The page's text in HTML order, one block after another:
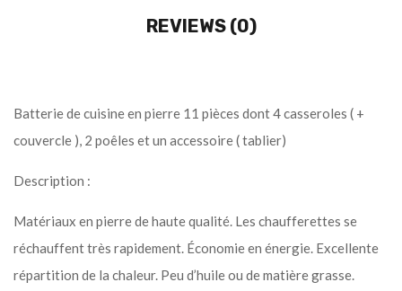
REVIEWS (0)
Batterie de cuisine en pierre 11 pièces dont 4 casseroles ( +
couvercle ), 2 poêles et un accessoire ( tablier)
Description :
Matériaux en pierre de haute qualité. Les chaufferettes se
réchauffent très rapidement. Économie en énergie. Excellente
répartition de la chaleur. Peu d’huile ou de matière grasse.